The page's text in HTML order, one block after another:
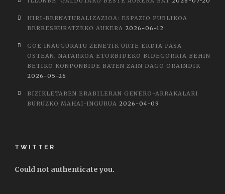
HIRI-BERNATURALIZAZIOA: ESPAZIO PUBLIKOA
BERRESKURATZEKO AUKERA 2026-06-12
GOE INAUGURATU ZENETIK URTE ERDIA PASA
OSTEAN, NAFARROA ETORBIDEKO BIDEGORRIA BEHIN
BETIKO KONPONBIDE BATEN ZAIN DAGO ORAINDIK
2026-05-26
BIZIKLETAREN ERABILERAN GENERO-ARRAKALARI
BURUZKO MAHAI-INGURUA 2026-04-09
TWITTER
Could not authenticate you.